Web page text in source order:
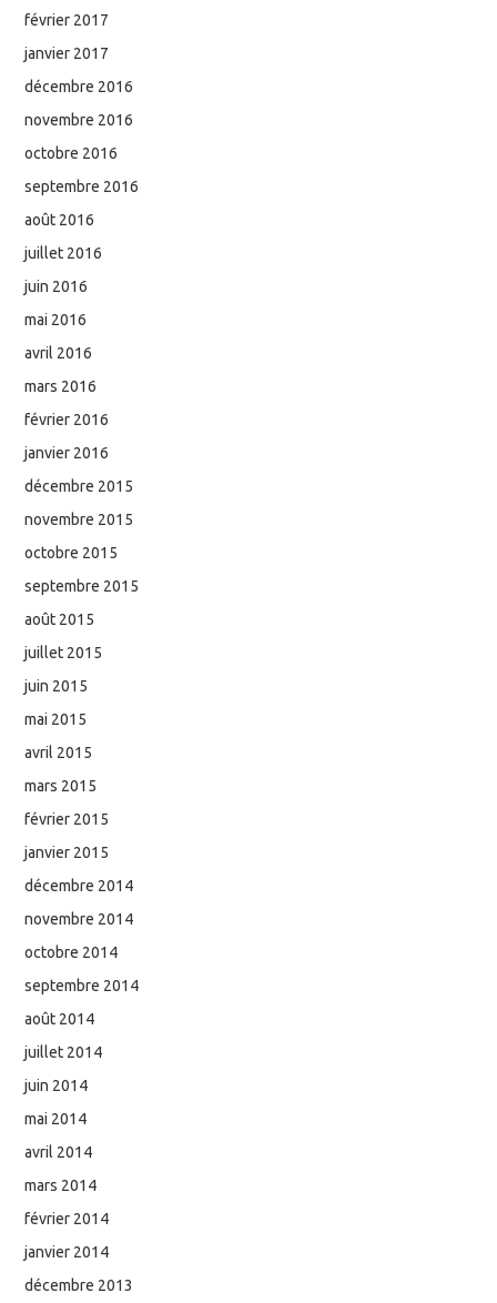
février 2017
janvier 2017
décembre 2016
novembre 2016
octobre 2016
septembre 2016
août 2016
juillet 2016
juin 2016
mai 2016
avril 2016
mars 2016
février 2016
janvier 2016
décembre 2015
novembre 2015
octobre 2015
septembre 2015
août 2015
juillet 2015
juin 2015
mai 2015
avril 2015
mars 2015
février 2015
janvier 2015
décembre 2014
novembre 2014
octobre 2014
septembre 2014
août 2014
juillet 2014
juin 2014
mai 2014
avril 2014
mars 2014
février 2014
janvier 2014
décembre 2013